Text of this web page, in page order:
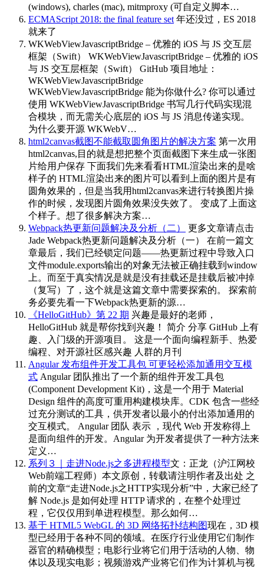
(windows), charles (mac), mitmproxy (可自定义脚本…
ECMAScript 2018: the final feature set 年还没过，ES 2018
就来了
WKWebViewJavascriptBridge – 优雅的 iOS 与 JS 交互层
框架（Swift）
WKWebViewJavascriptBridge – 优雅的 iOS
与 JS 交互层框架（Swift） GitHub 项目地址：
WKWebViewJavascriptBridge
WKWebViewJavascriptBridge 能为你做什么? 你可以通过
使用 WKWebViewJavascriptBridge 书写几行代码实现混
合模块，而无需关心底层的 iOS 与 JS 消息传递实现。
为什么要开源 WKWebV…
html2canvas截图不能截取圆角图片的解决方案 第一次用
html2canvas,目的就是想把整个页面截图下来生成一张图
片给用户保存 下面我们先来看看HTML渲染出来的是啥
样子的 HTML渲染出来的图片可以看到上面的图片是有
圆角效果的，但是当我用html2canvas来进行转换图片操
作的时候，发现图片圆角效果没失效了。 变成了上面这
个样子。想了很多解决方案…
Webpack热更新问题解决及分析（二）
更多文章请点击
Jade Webpack热更新问题解决及分析（一） 在前一篇文
章最后，我们已经锁定问题——热更新过程中导致入口
文件module.exports输出的对象无法被正确挂载到window
上。而至于真实情况是就是没有挂载还是挂载后被冲掉
（复写）了，这个就是这篇文章中需要探索的。 探索前
务必要先看一下Webpack热更新的源…
《HelloGitHub》第 22 期 兴趣是最好的老师，
HelloGitHub 就是帮你找到兴趣！ 简介 分享 GitHub 上有
趣、入门级的开源项目。 这是一个面向编程新手、热爱
编程、对开源社区感兴趣 人群的月刊
Angular 发布组件开发工具包 可更轻松添加通用交互模
式 Angular 团队推出了一个新的组件开发工具包
(Component Development Kit)，这是一个用于 Material
Design 组件的高度可重用构建模块库。CDK 包含一些经
过充分测试的工具，供开发者以最小的付出添加通用的
交互模式。 Angular 团队 表示 ，现代 Web 开发称得上
是面向组件的开发。Angular 为开发者提供了一种方法来
定义…
系列３｜走进Node.js之多进程模型文：正龙（沪江网校
Web前端工程师）本文原创，转载请注明作者及出处 之
前的文章“走进Node.js之HTTP实现分析”中，大家已经了
解 Node.js 是如何处理 HTTP 请求的，在整个处理过
程，它仅仅用到单进程模型。那么如何…
基于 HTML5 WebGL 的 3D 网络拓扑结构图现在，3D 模
型已经用于各种不同的领域。在医疗行业使用它们制作
器官的精确模型；电影行业将它们用于活动的人物、物
体以及现实电影；视频游戏产业将它们作为计算机与视